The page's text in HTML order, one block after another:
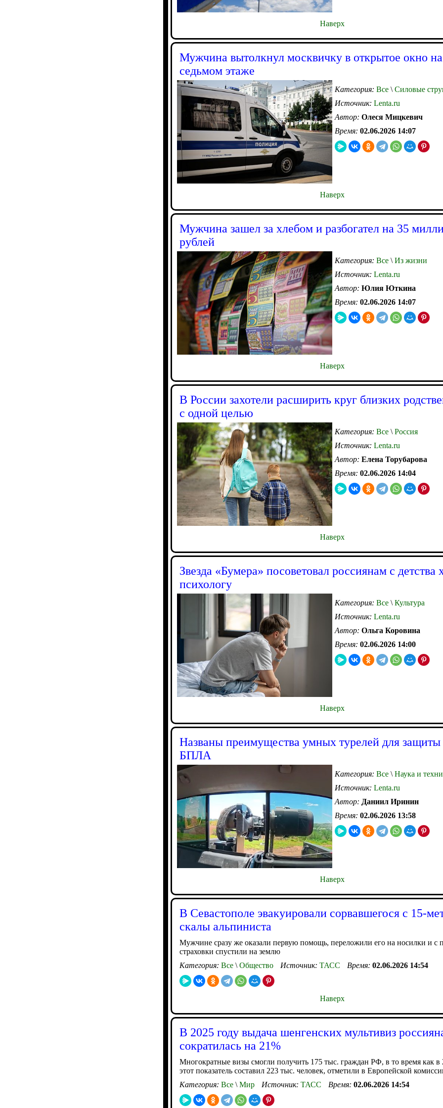
Наверх
Мужчина вытолкнул москвичку в открытое окно на
седьмом этаже
Категория: Все \ Силовые
Источник: Lenta.ru
Автор: Олеся Мицкевич
Время: 02.06.2026 14:07
Наверх
Мужчина зашел за хлебом и разбогател на 35
рублей
Категория: Все \ Из жизни
Источник: Lenta.ru
Автор: Юлия Юткина
Время: 02.06.2026 14:07
Наверх
В России захотели расширить круг близких
с одной целью
Категория: Все \ Россия
Источник: Lenta.ru
Автор: Елена Торубарова
Время: 02.06.2026 14:04
Наверх
Звезда «Бумера» посоветовал россиянам с детства
психологу
Категория: Все \ Культура
Источник: Lenta.ru
Автор: Ольга Коровина
Время: 02.06.2026 14:00
Наверх
Названы преимущества умных турелей для защиты
БПЛА
Категория: Все \ Наука и
Источник: Lenta.ru
Автор: Даниил Иринин
Время: 02.06.2026 13:58
Наверх
В Севастополе эвакуировали сорвавшегося с 15-
скалы альпиниста
Мужчине сразу же оказали первую помощь, переложили его на носилки и с
страховки спустили на землю
Категория: Все \ Общество Источник: ТАСС Время: 02.06.2026 14:54
Наверх
В 2025 году выдача шенгенских мультивиз
сократилась на 21%
Многократные визы смогли получить 175 тыс. граждан РФ, в то время как в
этот показатель составил 223 тыс. человек, отметили в Европейской
Категория: Все \ Мир Источник: ТАСС Время: 02.06.2026 14:54